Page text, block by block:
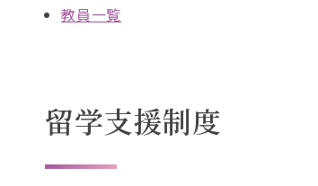
教員一覧
留学支援制度